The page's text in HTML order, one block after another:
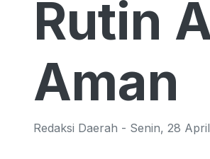
Rutin
Aman
Redaksi Daerah - Senin, 28